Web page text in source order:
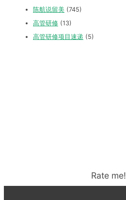
陈航说留美 (745)
高管研修 (13)
高管研修项目速递 (5)
Rate me!